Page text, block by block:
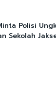
Polisi
Sekolah